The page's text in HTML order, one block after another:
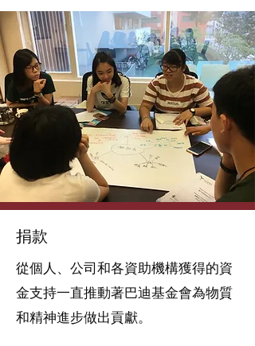
捐款
從個人、公司和各資助機構獲得的資
金支持一直推動著巴迪基金會為物質
和精神進步做出貢獻。